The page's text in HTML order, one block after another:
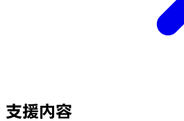
支援内容